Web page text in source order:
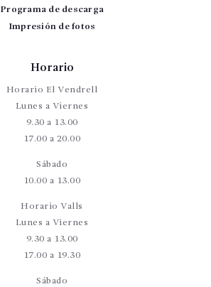
Programa de descarga
Impresión de fotos
Horario
Horario El Vendrell
Lunes a Viernes
9.30 a 13.00
17.00 a 20.00
Sábado
10.00 a 13.00
Horario Valls
Lunes a Viernes
9.30 a 13.00
17.00 a 19.30
Sábado